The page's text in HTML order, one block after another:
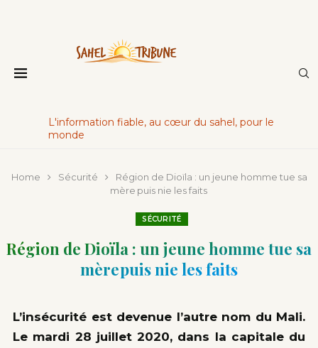
L'information fiable, au cœur du sahel, pour le
monde
Home Sécurité
Région de Dioïla : un jeune homme tue sa
mère puis nie les faits
SÉCURITÉ
Région de Dioïla : un jeune homme tue sa
mère puis nie les faits
L’insécurité est devenue l’autre nom du Mali.
Le mardi 28 juillet 2020, dans la capitale du